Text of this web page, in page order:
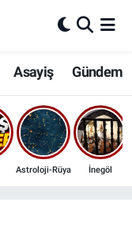
Asayiş Gündem
Astroloji-Rüya İnegöl